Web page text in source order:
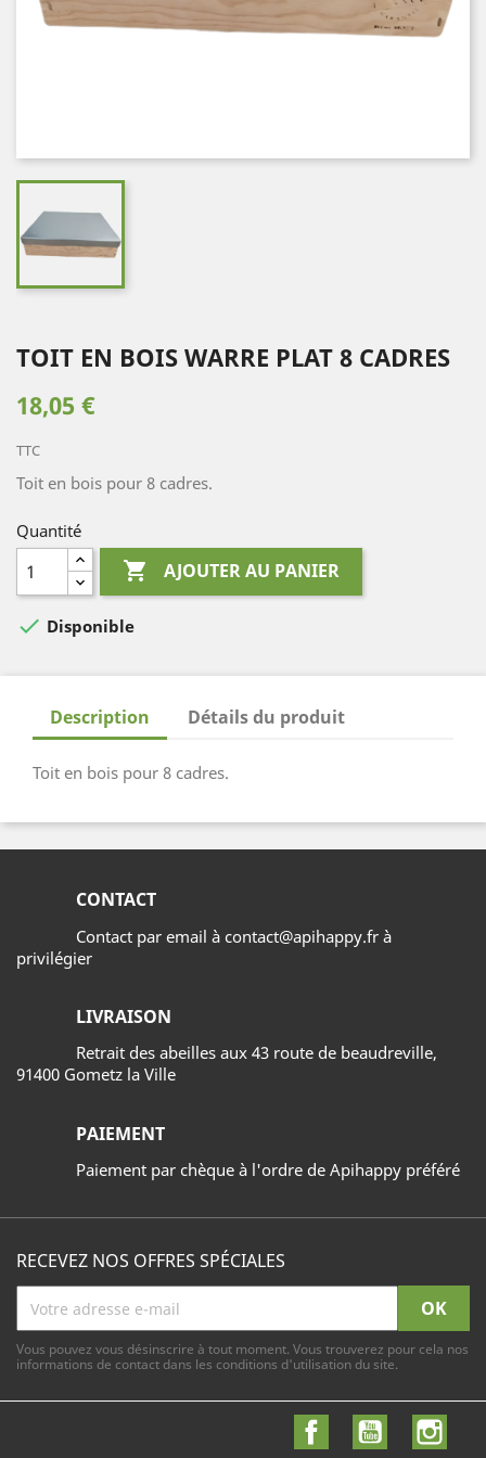
TOIT EN BOIS WARRE PLAT 8 CADRES
18,05 €
TTC
Toit en bois pour 8 cadres.
Quantité
 AJOUTER AU PANIER
 Disponible
Description Détails du produit
Toit en bois pour 8 cadres.
CONTACT
Contact par email à contact@apihappy.fr à
privilégier
LIVRAISON
Retrait des abeilles aux 43 route de beaudreville,
91400 Gometz la Ville
PAIEMENT
Paiement par chèque à l'ordre de Apihappy préféré
RECEVEZ NOS OFFRES SPÉCIALES
Vous pouvez vous désinscrire à tout moment. Vous trouverez pour cela nos
informations de contact dans les conditions d'utilisation du site.
FacebookYouTube